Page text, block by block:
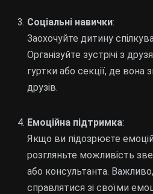
Соціальні навички:
Заохочуйте дитину
Організуйте зустрічі з
гуртки або секції, де
друзів.
Емоційна підтримка:
Якщо ви підозрюєте
розгляньте можливість
або консультанта.
справлятися зі своїми